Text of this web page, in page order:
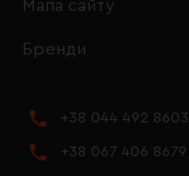
Мапа сайту
Бренди
+38 044 492 8603
+38 067 406 8679